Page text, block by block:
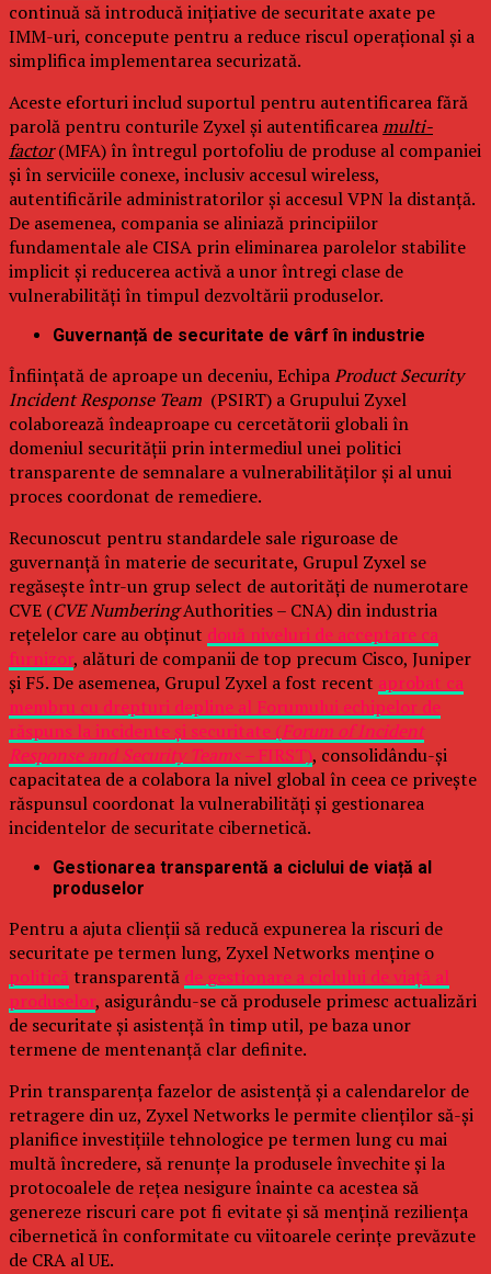
continuă să introducă inițiative de securitate axate pe
IMM-uri, concepute pentru a reduce riscul operațional și a
simplifica implementarea securizată.
Aceste eforturi includ suportul pentru autentificarea fără
parolă pentru conturile Zyxel și autentificareamulti-
factor(MFA) în întregul portofoliu de produse al companiei
și în serviciile conexe, inclusiv accesul wireless,
autentificările administratorilor și accesul VPN la distanță.
De asemenea, compania se aliniază principiilor
fundamentale ale CISA prin eliminarea parolelor stabilite
implicit și reducerea activă a unor întregi clase de
vulnerabilități în timpul dezvoltării produselor.
Guvernanță de securitate de vârf în industrie
Înființată de aproape un deceniu, EchipaProduct Security
Incident Response Team (PSIRT) a Grupului Zyxel
colaborează îndeaproape cu cercetătorii globali în
domeniul securității prin intermediul unei politici
transparente de semnalare a vulnerabilităților și al unui
proces coordonat de remediere.
Recunoscut pentru standardele sale riguroase de
guvernanță în materie de securitate, Grupul Zyxel se
regăsește într-un grup select de autorități de numerotare
CVE (CVE NumberingAuthorities – CNA) din industria
rețelelor care au obținut două niveluri de acceptare ca
furnizor, alături de companii de top precum Cisco, Juniper
și F5. De asemenea, Grupul Zyxel a fost recent aprobat ca
membru cu drepturi depline al Forumului echipelor de
răspuns la incidente și securitate (Forum of Incident
Response and Security Teams –FIRST), consolidându-și
capacitatea de a colabora la nivel global în ceea ce privește
răspunsul coordonat la vulnerabilități și gestionarea
incidentelor de securitate cibernetică.
Gestionarea transparentă a ciclului de viață al
produselor
Pentru a ajuta clienții să reducă expunerea la riscuri de
securitate pe termen lung, Zyxel Networks menține o
politică transparentă de gestionare a ciclului de viață al
produselor, asigurându-se că produsele primesc actualizări
de securitate și asistență în timp util, pe baza unor
termene de mentenanță clar definite.
Prin transparența fazelor de asistență și a calendarelor de
retragere din uz, Zyxel Networks le permite clienților să-și
planifice investițiile tehnologice pe termen lung cu mai
multă încredere, să renunțe la produsele învechite și la
protocoalele de rețea nesigure înainte ca acestea să
genereze riscuri care pot fi evitate și să mențină reziliența
cibernetică în conformitate cu viitoarele cerințe prevăzute
de CRA al UE.